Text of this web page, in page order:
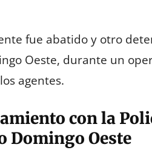
fue abatido y otro
Oeste, durante un
agentes.
con la
Domingo Oeste